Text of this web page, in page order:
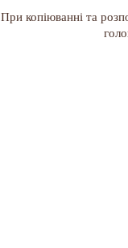
При копіюванні та